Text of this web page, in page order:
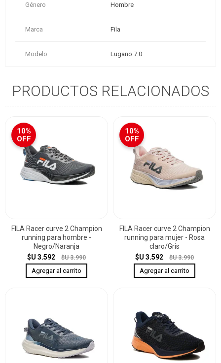
Género Hombre
Marca Fila
Modelo Lugano 7.0
PRODUCTOS RELACIONADOS
10%
OFF
FILA Racer curve 2 Champion
running para hombre -
Negro/Naranja
$U 3.592
$U 3.990
10%
OFF
FILA Racer curve 2 Champion
running para mujer - Rosa
claro/Gris
$U 3.592
$U 3.990